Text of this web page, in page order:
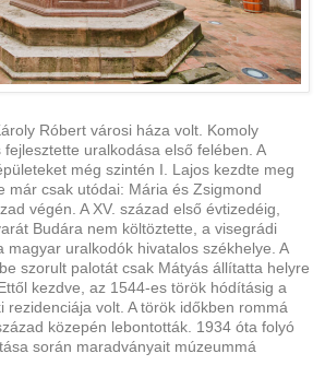
Róbert városi háza volt. Komoly
uralkodása első felében. A
még szintén I. Lajos kezdte meg
már csak utódai: Mária és Zsigmond
végén. A XV. század első évtizedéig,
Budára nem költöztette, a visegrádi
magyar uralkodók hivatalos székhelye. A
szorult palotát csak Mátyás állítatta helyre
kezdve, az 1544-es török hódításig a
rezidenciája volt. A török időkben rommá
közepén lebontották. 1934 óta folyó
során maradványait múzeummá